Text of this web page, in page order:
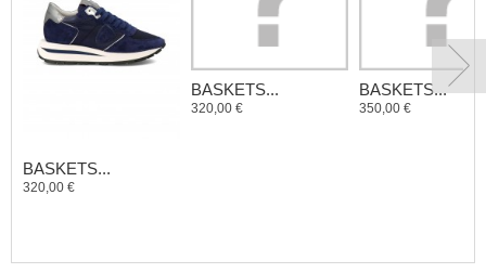
BASKETS...
320,00 €
BASKETS...
320,00 €
BASKETS...
350,00 €